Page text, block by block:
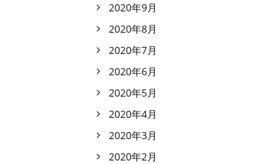
2020年9月
2020年8月
2020年7月
2020年6月
2020年5月
2020年4月
2020年3月
2020年2月